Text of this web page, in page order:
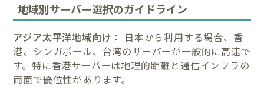
地域別サーバー選択のガイドライン
アジア太平洋地域向け： 日本から利用する場合、香
港、シンガポール、台湾のサーバーが一般的に高速で
す。特に香港サーバーは地理的距離と通信インフラの
両面で優位性があります。